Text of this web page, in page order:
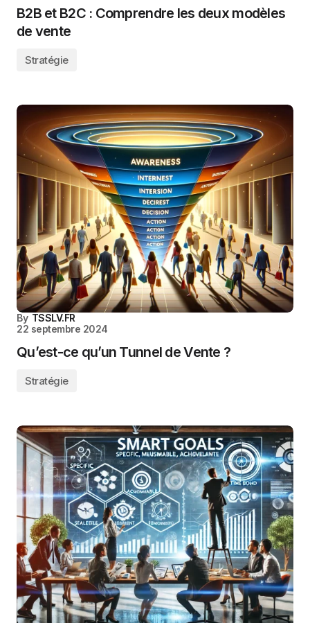
B2B et B2C : Comprendre les deux modèles
de vente
Stratégie
By TSSLV.FR
22 septembre 2024
Qu’est-ce qu’un Tunnel de Vente ?
Stratégie